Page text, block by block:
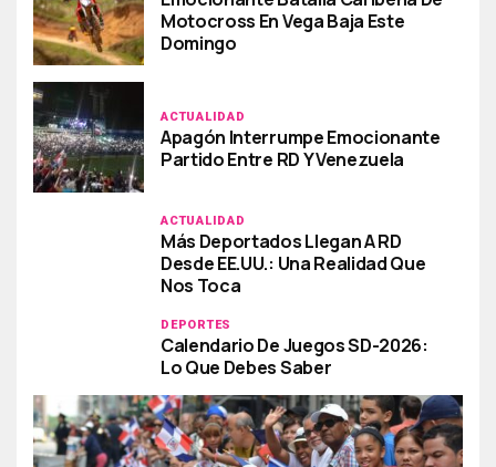
Motocross En Vega Baja Este
Domingo
ACTUALIDAD
Apagón Interrumpe Emocionante
Partido Entre RD Y Venezuela
ACTUALIDAD
Más Deportados Llegan A RD
Desde EE.UU.: Una Realidad Que
Nos Toca
DEPORTES
Calendario De Juegos SD-2026:
Lo Que Debes Saber